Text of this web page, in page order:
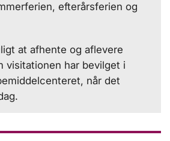
efterårsferien og
at afhente og aflevere
visitationen har bevilget i
når det